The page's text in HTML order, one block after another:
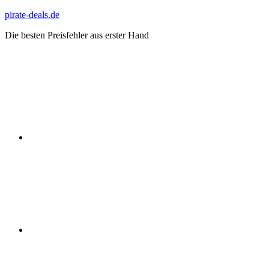
Zum
springen
pirate-deals.de
Die besten Preisfehler aus erster Hand